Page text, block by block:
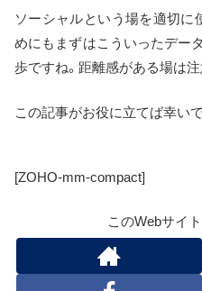
ソーシャルという場を適切に
めにもまずはこういったデー
歩ですね。距離感がある場は注
この記事がお役に立てば幸いで
[ZOHO-mm-compact]
このWebサイ